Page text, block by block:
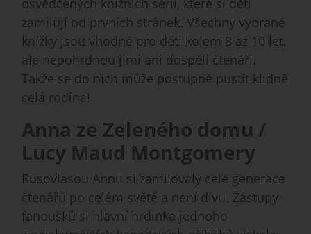
osvědčených knižních sérií, které si děti
zamilují od prvních stránek. Všechny vybrané
knížky jsou vhodné pro děti kolem 8 až 10 let,
ale nepohrdnou jimi ani dospělí čtenáři.
Takže se do nich může postupně pustit klidně
celá rodina!
Anna ze Zeleného domu /
Lucy Maud Montgomery
Rusovlasou Annu si zamilovaly celé generace
čtenářů po celém světě a není divu. Zástupy
fanoušků si hlavní hrdinka jednoho